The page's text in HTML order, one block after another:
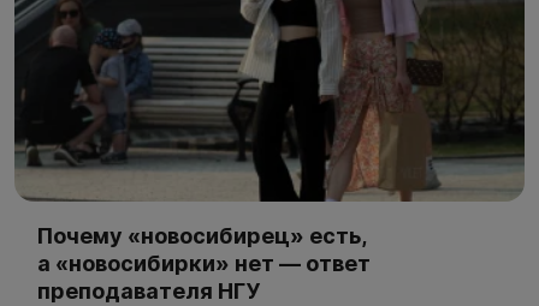
Почему «новосибирец» есть,
а «новосибирки» нет — ответ
преподавателя НГУ